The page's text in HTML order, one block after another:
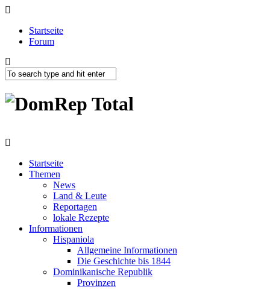
Startseite
Forum
Startseite
Themen
News
Land & Leute
Reportagen
lokale Rezepte
Informationen
Hispaniola
Allgemeine Informationen
Die Geschichte bis 1844
Dominikanische Republik
Provinzen